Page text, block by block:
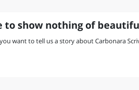
to show nothing of
want to tell us a story about Carbonara